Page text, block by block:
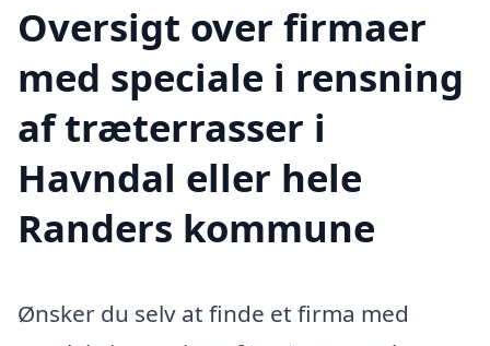
Oversigt over firmaer
med speciale i rensning
af træterrasser i
Havndal eller hele
Randers kommune
Ønsker du selv at finde et firma med